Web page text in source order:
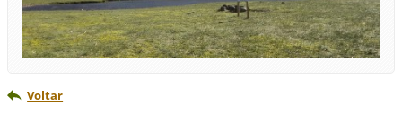
Voltar